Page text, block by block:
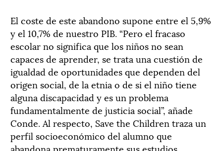
El coste de este abandono supone entre el 5,9%
y el 10,7% de nuestro PIB. “Pero el fracaso
escolar no significa que los niños no sean
capaces de aprender, se trata una cuestión de
igualdad de oportunidades que dependen del
origen social, de la etnia o de si el niño tiene
alguna discapacidad y es un problema
fundamentalmente de justicia social”, añade
Conde. Al respecto, Save the Children traza un
perfil socioeconómico del alumno que
abandona prematuramente sus estudios.